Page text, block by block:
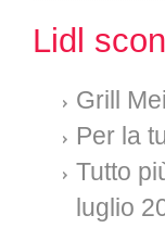
Lidl
Grill
Per la
Tutto
luglio